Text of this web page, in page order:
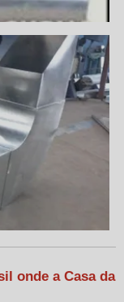
onde a Casa da